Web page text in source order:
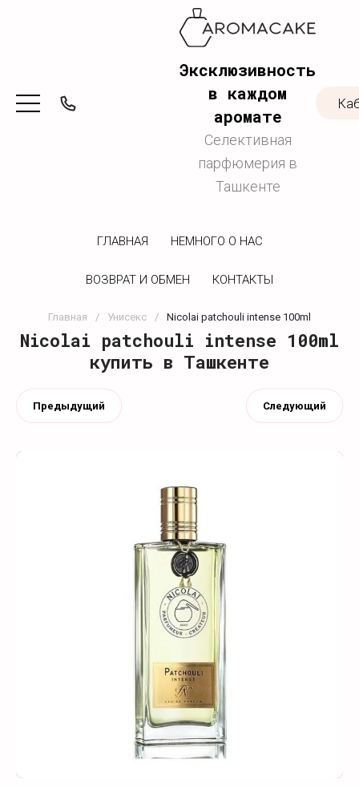
Эксклюзивность
в каждом
аромате
Селективная
парфюмерия в
Ташкенте
ГЛАВНАЯ НЕМНОГО О НАС
ВОЗВРАТ И ОБМЕН КОНТАКТЫ
Главная / Унисекс / Nicolai patchouli intense 100ml
Nicolai patchouli intense 100ml
купить в Ташкенте
Предыдущий Следующий